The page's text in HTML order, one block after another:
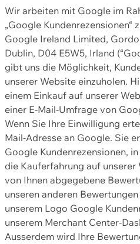
Wir arbeiten mit Google im
„Google Kundenrezensionen“
Google Ireland Limited,
Dublin, D04 E5W5, Irland
gibt uns die Möglichkeit,
unserer Website einzuholen.
einem Einkauf auf unserer
einer E-Mail-Umfrage von
Wenn Sie Ihre Einwilligung
Mail-Adresse an Google. Sie
Google Kundenrezensionen,
die Kauferfahrung auf unserer
von Ihnen abgegebene
unseren anderen
unserem Logo Google
unserem Merchant Center-
Ausserdem wird Ihre